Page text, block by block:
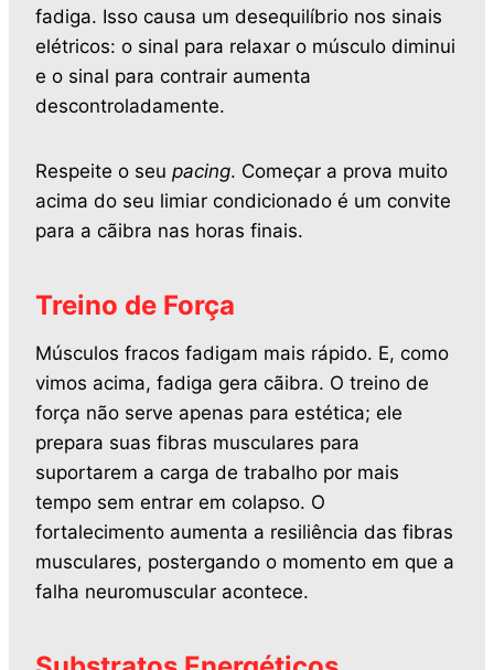
fadiga. Isso causa um desequilíbrio nos sinais
elétricos: o sinal para relaxar o músculo diminui
e o sinal para contrair aumenta
descontroladamente.
Respeite o seu pacing. Começar a prova muito
acima do seu limiar condicionado é um convite
para a cãibra nas horas finais.
Treino de Força
Músculos fracos fadigam mais rápido. E, como
vimos acima, fadiga gera cãibra. O treino de
força não serve apenas para estética; ele
prepara suas fibras musculares para
suportarem a carga de trabalho por mais
tempo sem entrar em colapso. O
fortalecimento aumenta a resiliência das fibras
musculares, postergando o momento em que a
falha neuromuscular acontece.